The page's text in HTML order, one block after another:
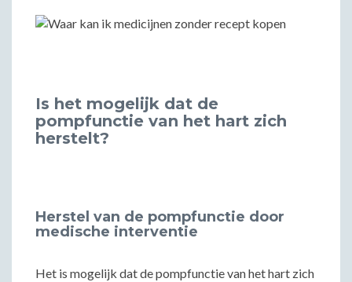
Is het mogelijk dat de
pompfunctie van het hart zich
herstelt?
Herstel van de pompfunctie door
medische interventie
Het is mogelijk dat de pompfunctie van het hart zich